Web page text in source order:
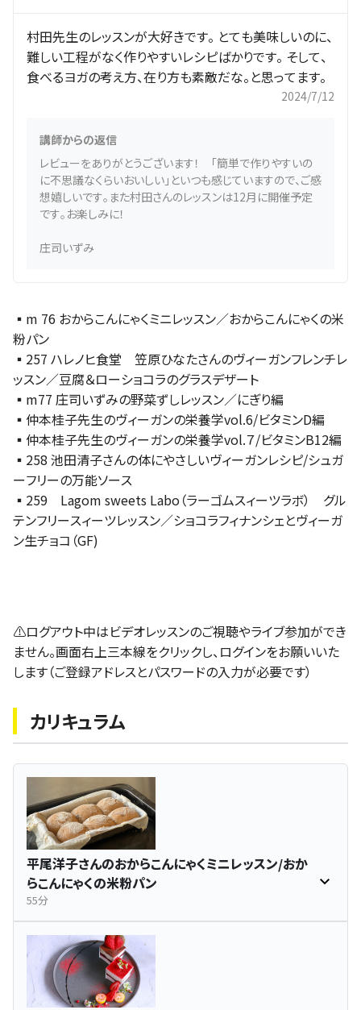
村田先生のレッスンが大好きです。 とても美味しいのに、
難しい工程がなく作りやすいレシピばかりです。 そして、
食べるヨガの考え方、在り方も素敵だな。と思ってます。
2024/7/12
講師からの返信
レビューをありがとうございます！ 「簡単で作りやすいの
に不思議なくらいおいしい」といつも感じていますので、ご感
想嬉しいです。また村田さんのレッスンは12月に開催予定
です。お楽しみに！
庄司いずみ
▪️m 76 おからこんにゃくミニレッスン／おからこんにゃくの米
粉パン
▪️257 ハレノヒ食堂 笠原ひなたさんのヴィーガンフレンチレ
ッスン／豆腐＆ローショコラのグラスデザート
▪️m77 庄司いずみの野菜ずしレッスン／にぎり編
▪️仲本桂子先生のヴィーガンの栄養学vol.6/ビタミンD編
▪️仲本桂子先生のヴィーガンの栄養学vol.７/ビタミンB12編
▪️258 池田清子さんの体にやさしいヴィーガンレシピ/シュガ
ーフリーの万能ソース
▪️259 Lagom sweets Labo（ラーゴムスィーツラボ） グル
テンフリースィーツレッスン／ショコラフィナンシェとヴィーガ
ン生チョコ（GF)
⚠️ログアウト中はビデオレッスンのご視聴やライブ参加ができ
ません。画面右上三本線をクリックし、ログインをお願いいた
します（ご登録アドレスとパスワードの入力が必要です）
カリキュラム
平尾洋子さんのおからこんにゃくミニレッスン/おか
らこんにゃくの米粉パン
55分